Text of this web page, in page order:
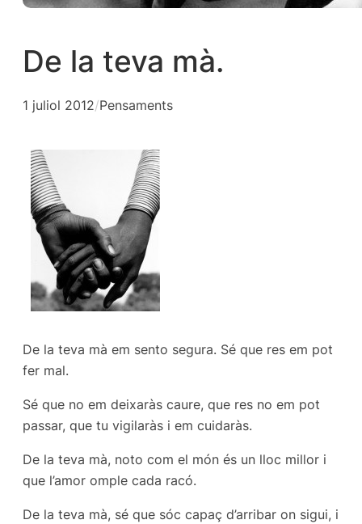
De la teva mà.
1 juliol 2012/Pensaments
De la teva mà em sento segura. Sé que res em pot
fer mal.
Sé que no em deixaràs caure, que res no em pot
passar, que tu vigilaràs i em cuidaràs.
De la teva mà, noto com el món és un lloc millor i
que l’amor omple cada racó.
De la teva mà, sé que sóc capaç d’arribar on sigui, i